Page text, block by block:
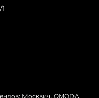
Москвич, OMODA,